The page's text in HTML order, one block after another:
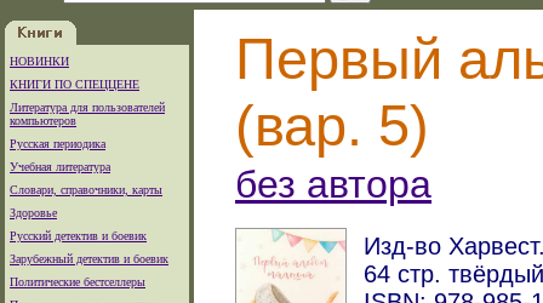
НОВИНКИ
КНИГИ ПО СПЕЦЦЕНЕ
Литература для пользователей
компьютеров
Русская периодика
Учебная литература
Словари, справочники, карты
Здоровье
Русский детектив и боевик
Зарубежный детектив и боевик
Политические бестселлеры
Первый
(вар. 5)
без автора
Изд-во
64 стр.